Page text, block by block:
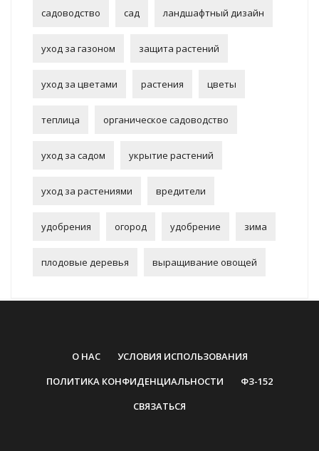
садоводство сад ландшафтный дизайн
уход за газоном защита растений
уход за цветами растения цветы
теплица органическое садоводство
уход за садом укрытие растений
уход за растениями вредители
удобрения огород удобрение зима
плодовые деревья выращивание овощей
О НАС
УСЛОВИЯ ИСПОЛЬЗОВАНИЯ
ПОЛИТИКА КОНФИДЕНЦИАЛЬНОСТИ
ФЗ-152
СВЯЗАТЬСЯ